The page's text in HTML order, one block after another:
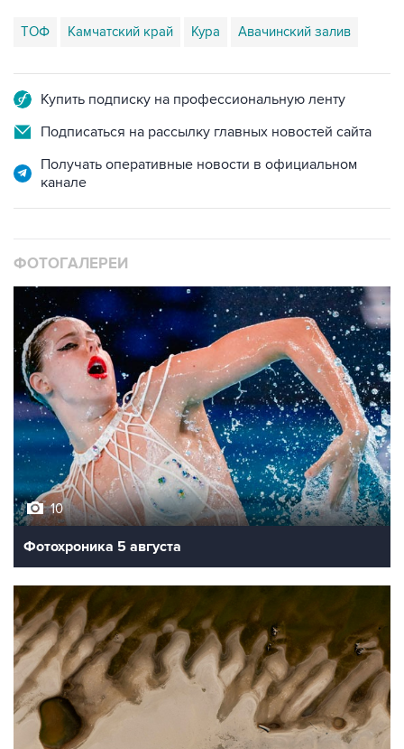
ТОФ Камчатский край Кура Авачинский залив
Купить подписку на профессиональную ленту
Подписаться на рассылку главных новостей сайта
Получать оперативные новости в официальном
канале
ФОТОГАЛЕРЕИ
10
Фотохроника 5 августа